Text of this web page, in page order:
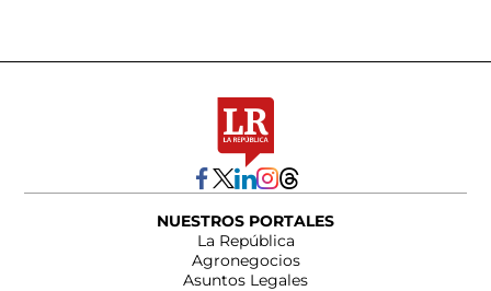
NUESTROS PORTALES
La República
Agronegocios
Asuntos Legales